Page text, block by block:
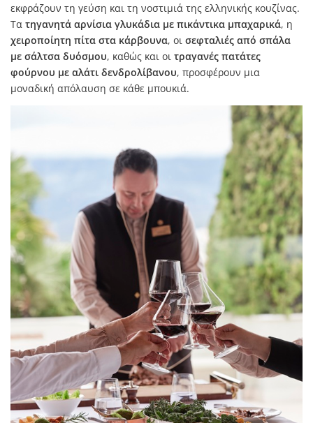
εκφράζουν τη γεύση και τη νοστιμιά της ελληνικής κουζίνας.
Τα τηγανητά αρνίσια γλυκάδια με πικάντικα μπαχαρικά, η
χειροποίητη πίτα στα κάρβουνα, οι σεφταλιές από σπάλα
με σάλτσα δυόσμου, καθώς και οι τραγανές πατάτες
φούρνου με αλάτι δενδρολίβανου, προσφέρουν μια
μοναδική απόλαυση σε κάθε μπουκιά.